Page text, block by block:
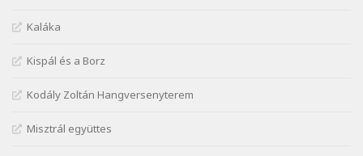
Márai Sándor: A világ füst
Márai Sándor: Ámen
Szélkiáltó
Kaláka
Kispál és a Borz
Kodály Zoltán Hangversenyterem
Misztrál együttes